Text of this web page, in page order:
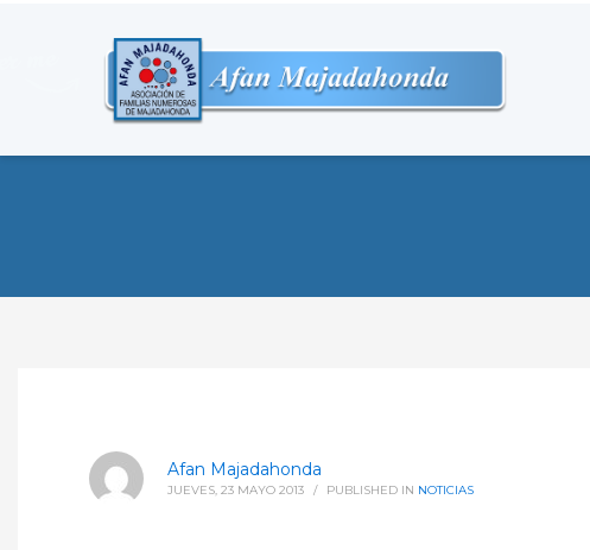
Afan Majadahonda
JUEVES, 23 MAYO 2013 / PUBLISHED IN NOTICIAS